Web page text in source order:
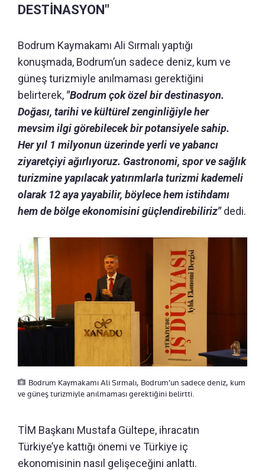
DESTİNASYON"
Bodrum Kaymakamı Ali Sırmalı yaptığı
konuşmada, Bodrum’un sadece deniz, kum ve
güneş turizmiyle anılmaması gerektiğini
belirterek, "Bodrum çok özel bir destinasyon.
Doğası, tarihi ve kültürel zenginliğiyle her
mevsim ilgi görebilecek bir potansiyele sahip.
Her yıl 1 milyonun üzerinde yerli ve yabancı
ziyaretçiyi ağırlıyoruz. Gastronomi, spor ve sağlık
turizmine yapılacak yatırımlarla turizmi kademeli
olarak 12 aya yayabilir, böylece hem istihdamı
hem de bölge ekonomisini güçlendirebiliriz"dedi.
Bodrum Kaymakamı Ali Sırmalı, Bodrum’un sadece deniz, kum
ve güneş turizmiyle anılmaması gerektiğini belirtti.
TİM Başkanı Mustafa Gültepe, ihracatın
Türkiye’ye kattığı önemi ve Türkiye iç
ekonomisinin nasıl gelişeceğini anlattı.